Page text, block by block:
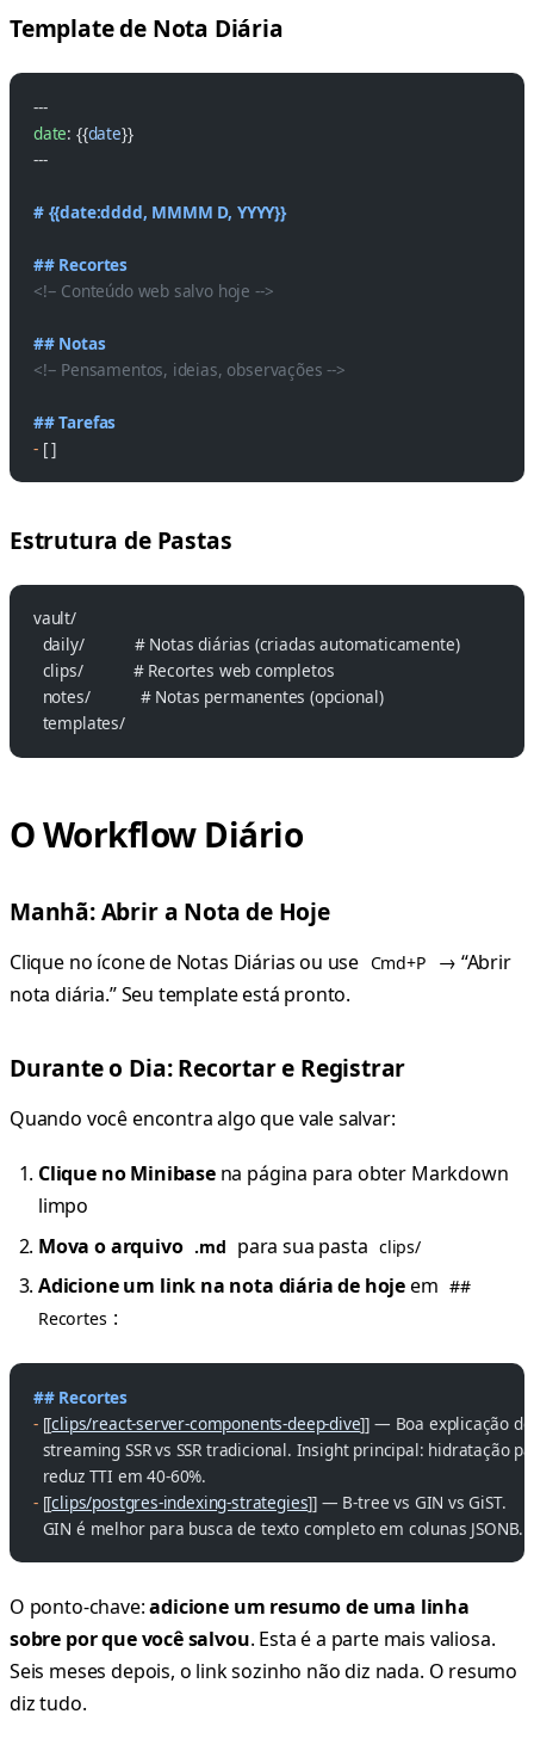
Template de Nota Diária
---
date: {{date}}
---
# {{date:dddd, MMMM D, YYYY}}
## Recortes
<!-- Conteúdo web salvo hoje -->
## Notas
<!-- Pensamentos, ideias, observações -->
## Tarefas
- [ ]
Estrutura de Pastas
vault/
  daily/           # Notas diárias (criadas automaticamente)
  clips/           # Recortes web completos
  notes/           # Notas permanentes (opcional)
  templates/
O Workflow Diário
Manhã: Abrir a Nota de Hoje
Clique no ícone de Notas Diárias ou use Cmd+P
→ “Abrir
nota diária.” Seu template está pronto.
Durante o Dia: Recortar e Registrar
Quando você encontra algo que vale salvar:
Clique no Minibasena página para obter Markdown
limpo
Mova o arquivo .md para sua pasta clips/
Adicione um link na nota diária de hojeem ##
Recortes :
## Recortes
- [[clips/react-server-components-deep-dive]] — Boa explicação de
streaming SSR vs SSR tradicional. Insight principal: hidratação
  reduz TTI em 40-60%.
- [[clips/postgres-indexing-strategies]] — B-tree vs GIN vs GiST.
  GIN é melhor para busca de texto completo em colunas JSONB.
O ponto-chave:adicione um resumo de uma linha
sobre por que você salvou. Esta é a parte mais valiosa.
Seis meses depois, o link sozinho não diz nada. O resumo
diz tudo.